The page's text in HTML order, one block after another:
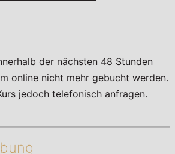
der nächsten 48 Stunden
online nicht mehr gebucht werden.
jedoch telefonisch anfragen.